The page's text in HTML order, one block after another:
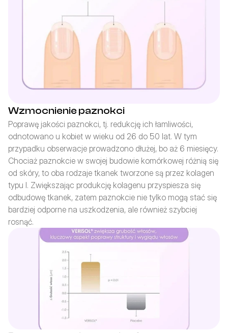
Wzmocnienie paznokci
Poprawę jakości paznokci, tj. redukcję ich łamliwości,
odnotowano u kobiet w wieku od 26 do 50 lat. W tym
przypadku obserwacje prowadzono dłużej, bo aż 6 miesięcy.
Chociaż paznokcie w swojej budowie komórkowej różnią się
od skóry, to oba rodzaje tkanek tworzone są przez kolagen
typu I. Zwiększając produkcję kolagenu przyspiesza się
odbudowę tkanek, zatem paznokcie nie tylko mogą stać się
bardziej odporne na uszkodzenia, ale również szybciej
rosnąć.